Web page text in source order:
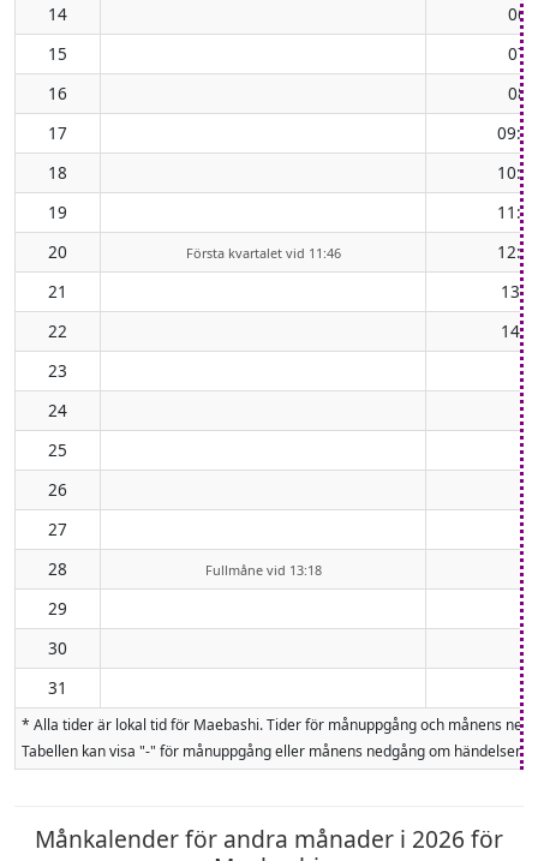
14
15
16
17
18
19
20 Första kvartalet vid 11:46
21
22
23
24
25
26
27
28
Fullmåne vid 13:18
29
30
31
* Alla tider är lokal tid för Maebashi. Tider för månuppgång och månens
Tabellen kan visa "-" för månuppgång eller månens nedgång om
Månkalender för andra månader i 2026 för